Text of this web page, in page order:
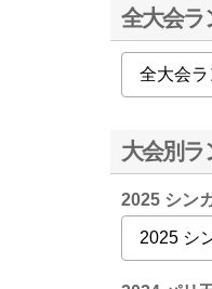
全大会
大会別
2025 シン